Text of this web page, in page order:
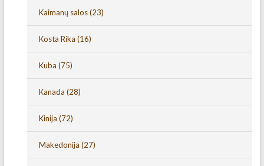
Kaimanų salos(23)
Kosta Rika (16)
Kuba (75)
Kanada (28)
Kinija (72)
Makedonija (27)